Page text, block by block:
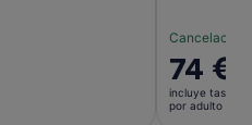
Cancelación
El
precio
es
74 €
incluye tasas e
por adulto